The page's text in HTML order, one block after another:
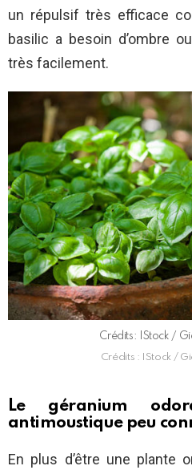
un répulsif très efficace
basilic a besoin d’ombre
très facilement.
Crédits: IStock /
Crédits : IStock /
Le géranium
antimoustique peu
En plus d’être une plante